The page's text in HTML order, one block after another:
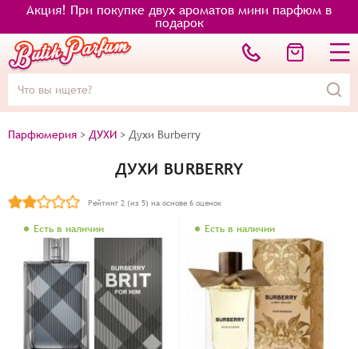
Акция! При покупке двух ароматов мини парфюм в
подарок
Парфюмерия > ДУХИ > Духи Burberry
ДУХИ BURBERRY
Рейтинг 2 (из 5) на основе 6 оценок
Есть в наличии Есть в наличии